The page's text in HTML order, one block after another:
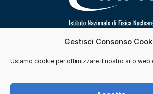
Gestisci Consenso
Usiamo cookie per ottimizzare il nostro sito web
Segui INFN su
Contatti Cookie e consensi